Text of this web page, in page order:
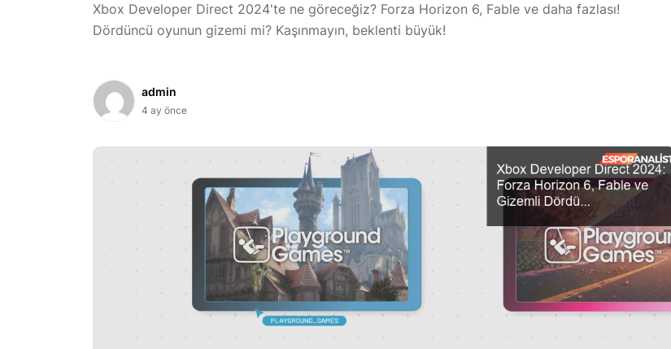
Xbox Developer Direct 2024'te ne göreceğiz? Forza Horizon 6, Fable ve daha fazlası!
Dördüncü oyunun gizemi mi? Kaşınmayın, beklenti büyük!
admin
4 ay önce